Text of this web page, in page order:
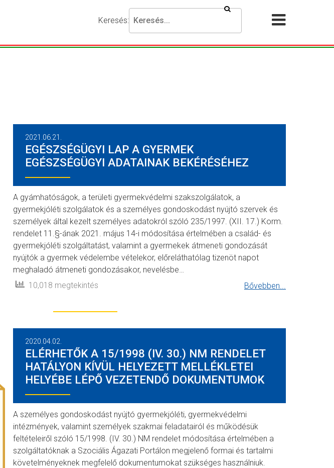
Keresés:
Írja
a
meg
keresés
gombot.
Keresés
Akadálymentesítési
Menü
2021.06.21.
EGÉSZSÉGÜGYI LAP A GYERMEK
EGÉSZSÉGÜGYI ADATAINAK BEKÉRÉSÉHEZ
A gyámhatóságok, a területi gyermekvédelmi szakszolgálatok, a
gyermekjóléti szolgálatok és a személyes gondoskodást nyújtó szervek és
személyek által kezelt személyes adatokról szóló 235/1997. (XII. 17.) Korm.
rendelet 11.§-ának 2021. május 14-i módosítása értelmében a család- és
gyermekjóléti szolgáltatást, valamint a gyermekek átmeneti gondozását
nyújtók a gyermek védelembe vételekor, előreláthatólag tizenöt napot
meghaladó átmeneti gondozásakor, nevelésbe…
10,018 megtekintés
Bővebben...
2020.04.02.
ELÉRHETŐK A 15/1998 (IV. 30.) NM RENDELET
HATÁLYON KÍVÜL HELYEZETT MELLÉKLETEI
HELYÉBE LÉPŐ VEZETENDŐ DOKUMENTUMOK
A személyes gondoskodást nyújtó gyermekjóléti, gyermekvédelmi
intézmények, valamint személyek szakmai feladatairól és működésük
feltételeiről szóló 15/1998. (IV. 30.) NM rendelet módosítása értelmében a
szolgáltatóknak a Szociális Ágazati Portálon megjelenő formai és tartalmi
követelményeknek megfelelő dokumentumokat szükséges használniuk.